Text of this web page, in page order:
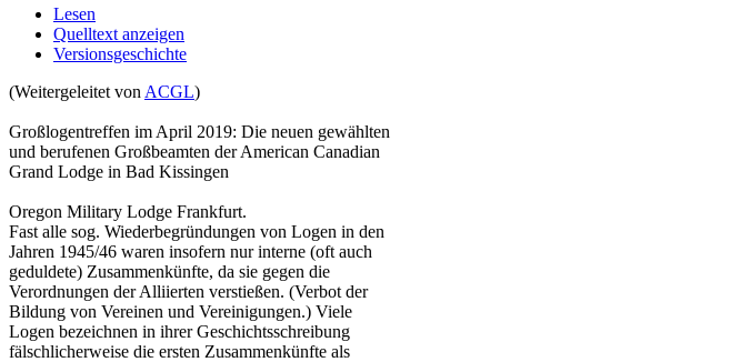
Lesen
Quelltext anzeigen
Versionsgeschichte
(Weitergeleitet vonACGL)
Großlogentreffen im April 2019: Die neuen gewählten
und berufenen Großbeamten der American Canadian
Grand Lodge in Bad Kissingen
Oregon Military Lodge Frankfurt.
Fast alle sog. Wiederbegründungen von Logen in den
Jahren 1945/46 waren insofern nur interne (oft auch
geduldete) Zusammenkünfte, da sie gegen die
Verordnungen der Alliierten verstießen. (Verbot der
Bildung von Vereinen und Vereinigungen.) Viele
Logen bezeichnen in ihrer Geschichtsschreibung
fälschlicherweise die ersten Zusammenkünfte als